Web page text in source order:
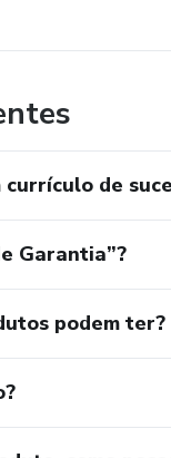
de
Garantia”?
podem ter?